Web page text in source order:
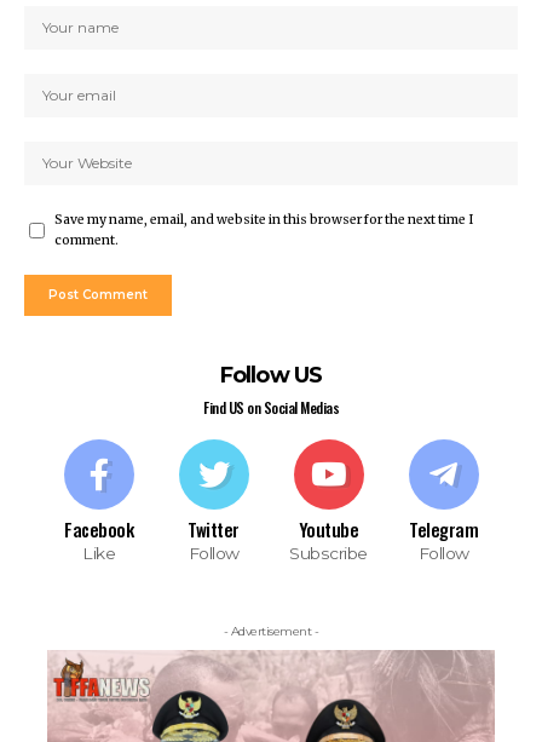
Save my name, email, and website in this browser for the next time I
comment.
Follow US
Find US on Social Medias
Facebook
Like
Twitter
Follow
Youtube
Subscribe
Telegram
Follow
- Advertisement -